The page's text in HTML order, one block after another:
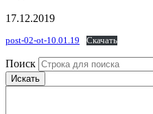
17.12.2019
post-02-ot-10.01.19 Скачать
Поиск
Искать